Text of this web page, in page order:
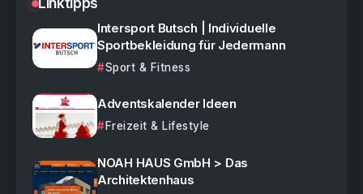
Intersport Butsch | Individuelle
Sportbekleidung für Jedermann
Sport & Fitness
Adventskalender Ideen
Freizeit & Lifestyle
NOAH HAUS GmbH > Das
Architektenhaus